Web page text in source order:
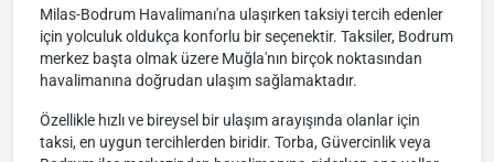
Milas-Bodrum Havalimanı'na ulaşırken taksiyi tercih edenler
için yolculuk oldukça konforlu bir seçenektir. Taksiler, Bodrum
merkez başta olmak üzere Muğla'nın birçok noktasından
havalimanına doğrudan ulaşım sağlamaktadır.
Özellikle hızlı ve bireysel bir ulaşım arayışında olanlar için
taksi, en uygun tercihlerden biridir. Torba, Güvercinlik veya